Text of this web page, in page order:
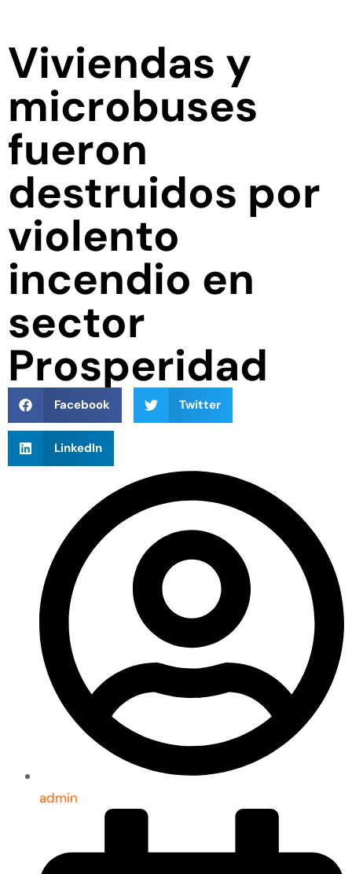
Viviendas y
microbuses
fueron
destruidos por
violento
incendio en
sector
Prosperidad
Facebook Twitter
LinkedIn
admin